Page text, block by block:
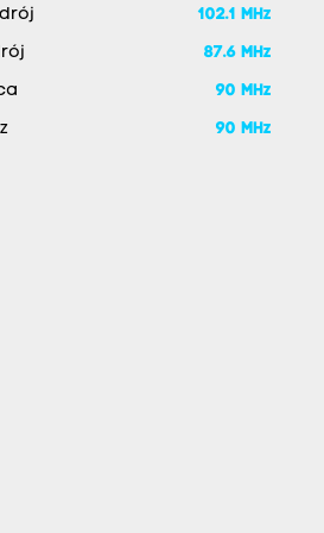
102.1 MHz
87.6 MHz
90 MHz
90 MHz